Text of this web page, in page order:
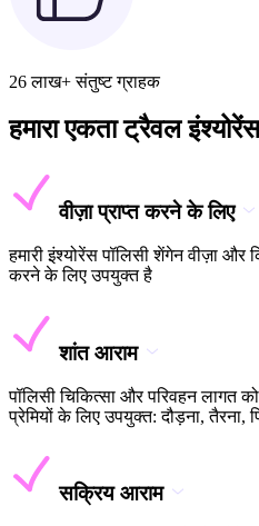
26 लाख+ संतुष्ट ग्राहक
हमारा एकता ट्रैवल
वीज़ा प्राप्त करने के लिए
हमारी इंश्योरेंस पॉलिसी शेंगेन वीज़ा और
करने के लिए उपयुक्त है
शांत आराम
पॉलिसी चिकित्सा और परिवहन लागत
प्रेमियों के लिए उपयुक्त: दौड़ना, तैरना,
सक्रिय आराम